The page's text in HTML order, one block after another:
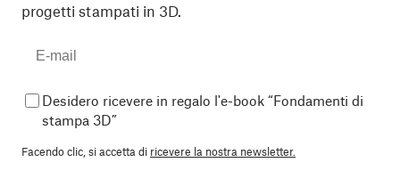
progetti stampati in 3D.
Desidero ricevere in regalo l'e-book “Fondamenti di
stampa 3D”
Facendo clic, si accetta di ricevere la nostra newsletter.